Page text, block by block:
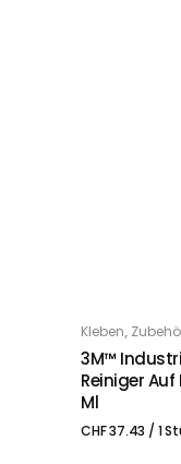
IN DEN
Kleben,
3M™
Reiniger
Ml
CHF37.43 / 1